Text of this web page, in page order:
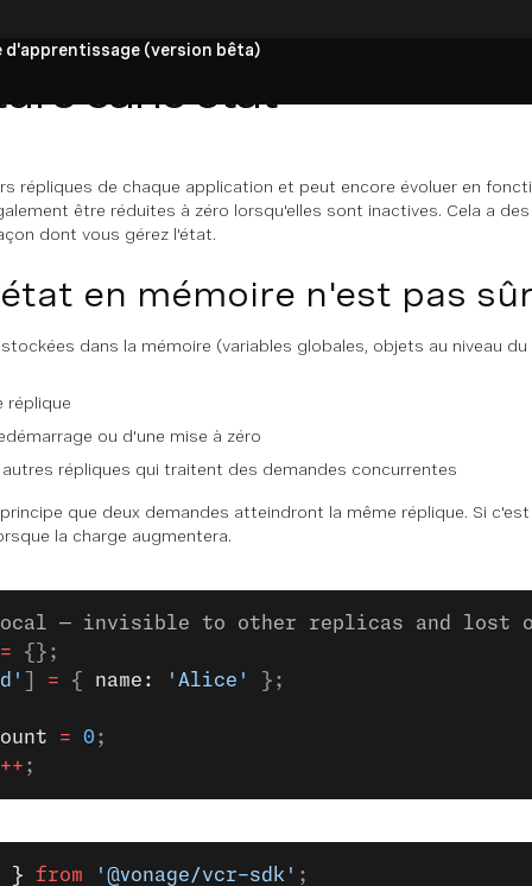
d'apprentissage (version bêta)
sans état
répliques de chaque application et peut encore évoluer en
être réduites à zéro lorsqu'elles sont inactives. Cela a
dont vous gérez l'état.
en mémoire n'est pas
dans la mémoire (variables globales, objets au niveau
réplique
ou d'une mise à zéro
autres répliques qui traitent des demandes concurrentes
que deux demandes atteindront la même réplique. Si
la charge augmentera.
— invisible to other replicas and lost
{};
= { name: 'Alice' };
= 0 ;
++ ;
} from '@vonage/vcr-sdk' ;